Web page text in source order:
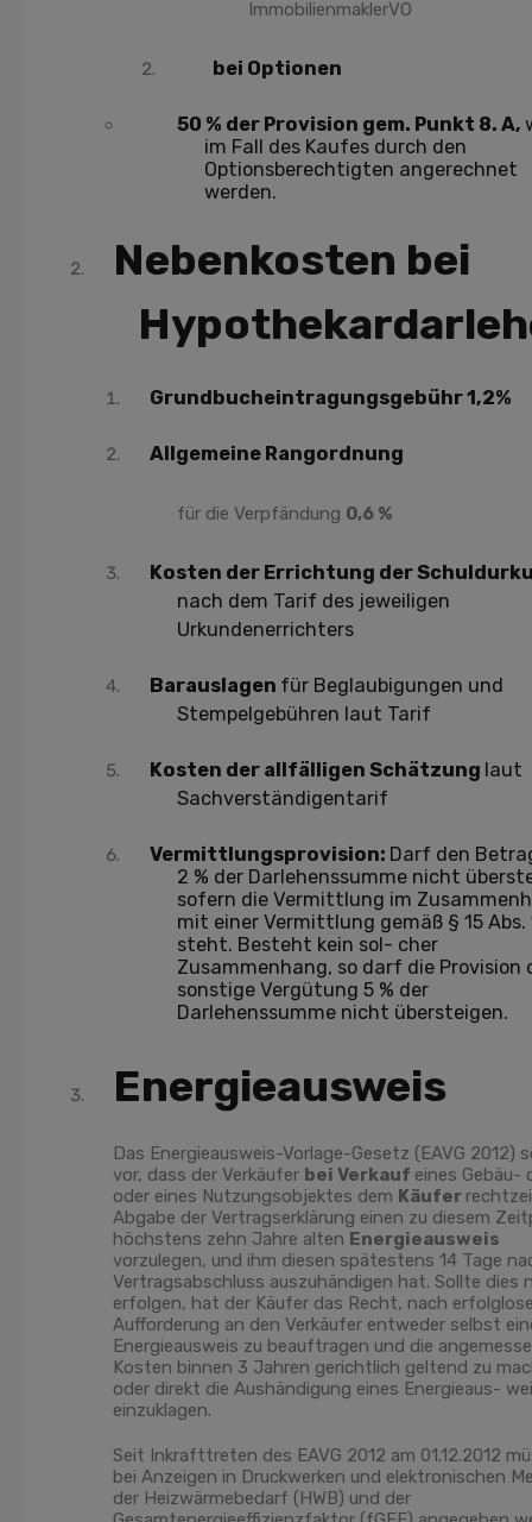
ImmobilienmaklerVO
bei Optionen
50 % der Provision gem. Punkt 8. A,
im Fall des Kaufes durch den
Optionsberechtigten angerechnet
werden.
Nebenkosten bei
Grundbucheintragungsgebühr 1,2%
Allgemeine Rangordnung
für die Verpfändung 0,6 %
Kosten der Errichtung der
nach dem Tarif des jeweiligen
Urkundenerrichters
Barauslagen für Beglaubigungen und
Stempelgebühren laut Tarif
Kosten der allfälligen Schätzung laut
Sachverständigentarif
Vermittlungsprovision: Darf den
2 % der Darlehenssumme nicht
sofern die Vermittlung im
mit einer Vermittlung gemäß § 15 Abs.
steht. Besteht kein sol- cher
Zusammenhang, so darf die Provision
sonstige Vergütung 5 % der
Darlehenssumme nicht übersteigen.
Energieausweis
Das Energieausweis-Vorlage-Gesetz (EAVG 2012)
vor, dass der Verkäufer bei Verkauf eines Gebäu-
oder eines Nutzungsobjektes dem Käufer
Abgabe der Vertragserklärung einen zu diesem
höchstens zehn Jahre alten Energieausweis
vorzulegen, und ihm diesen spätestens 14 Tage
Vertragsabschluss auszuhändigen hat. Sollte dies
erfolgen, hat der Käufer das Recht, nach
Aufforderung an den Verkäufer entweder selbst
Energieausweis zu beauftragen und die
Kosten binnen 3 Jahren gerichtlich geltend zu
oder direkt die Aushändigung eines Energieaus-
einzuklagen.
Seit Inkrafttreten des EAVG 2012 am 01.12.2012
bei Anzeigen in Druckwerken und elektronischen
der Heizwärmebedarf (HWB) und der